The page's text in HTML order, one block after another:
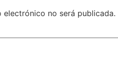
no será publicada.